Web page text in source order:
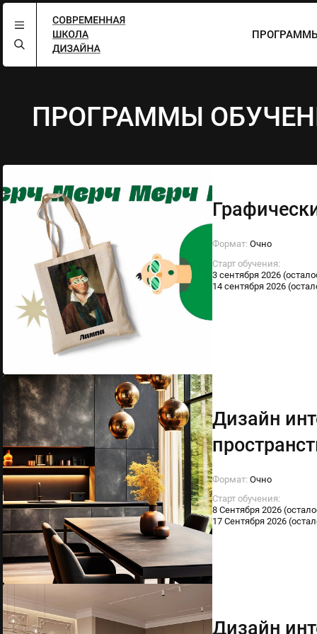
ПРОГРАММЫ
Формат:Очно
Старт обучения:
3 сентября 2026
14 сентября 2026
Дизайн
Формат:Очно
Старт обучения:
8 Сентября 2026
17 Сентября 2026
Дизайн